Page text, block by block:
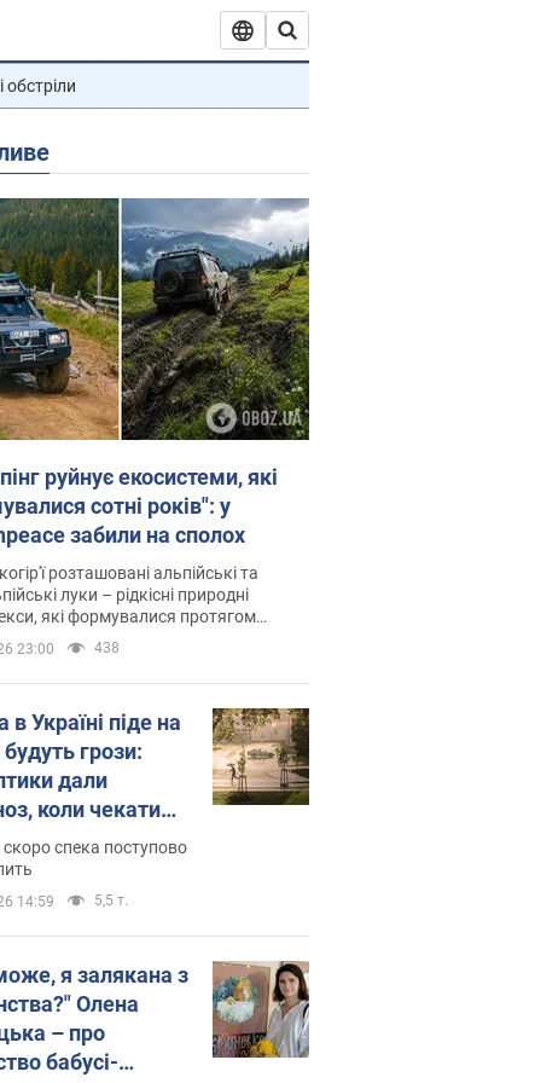
обстріли
руйнує екосистеми, які
сотні років": у
забили на сполох
розташовані альпійські та
луки – рідкісні природні
які формувалися протягом
23:00 438
в Україні піде на
грози:
дали
коли чекати
погоди
скоро спека поступово
14:59 5,5 т.
я залякана з
Олена
– про
бабусі-